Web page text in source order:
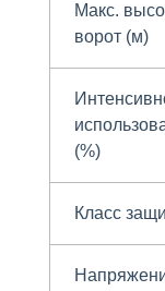
Макс.
ворот (м)
(%)
Класс